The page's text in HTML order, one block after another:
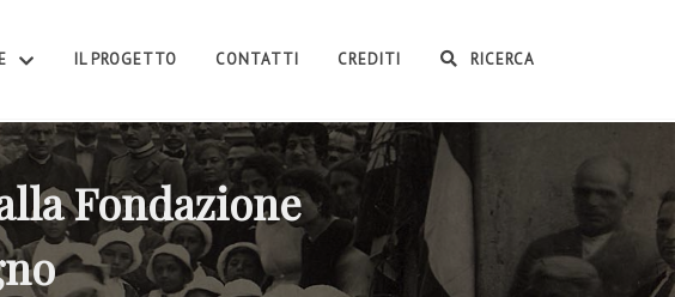
IL PROGETTO CONTATTI CREDITI RICERCA
Fondazione